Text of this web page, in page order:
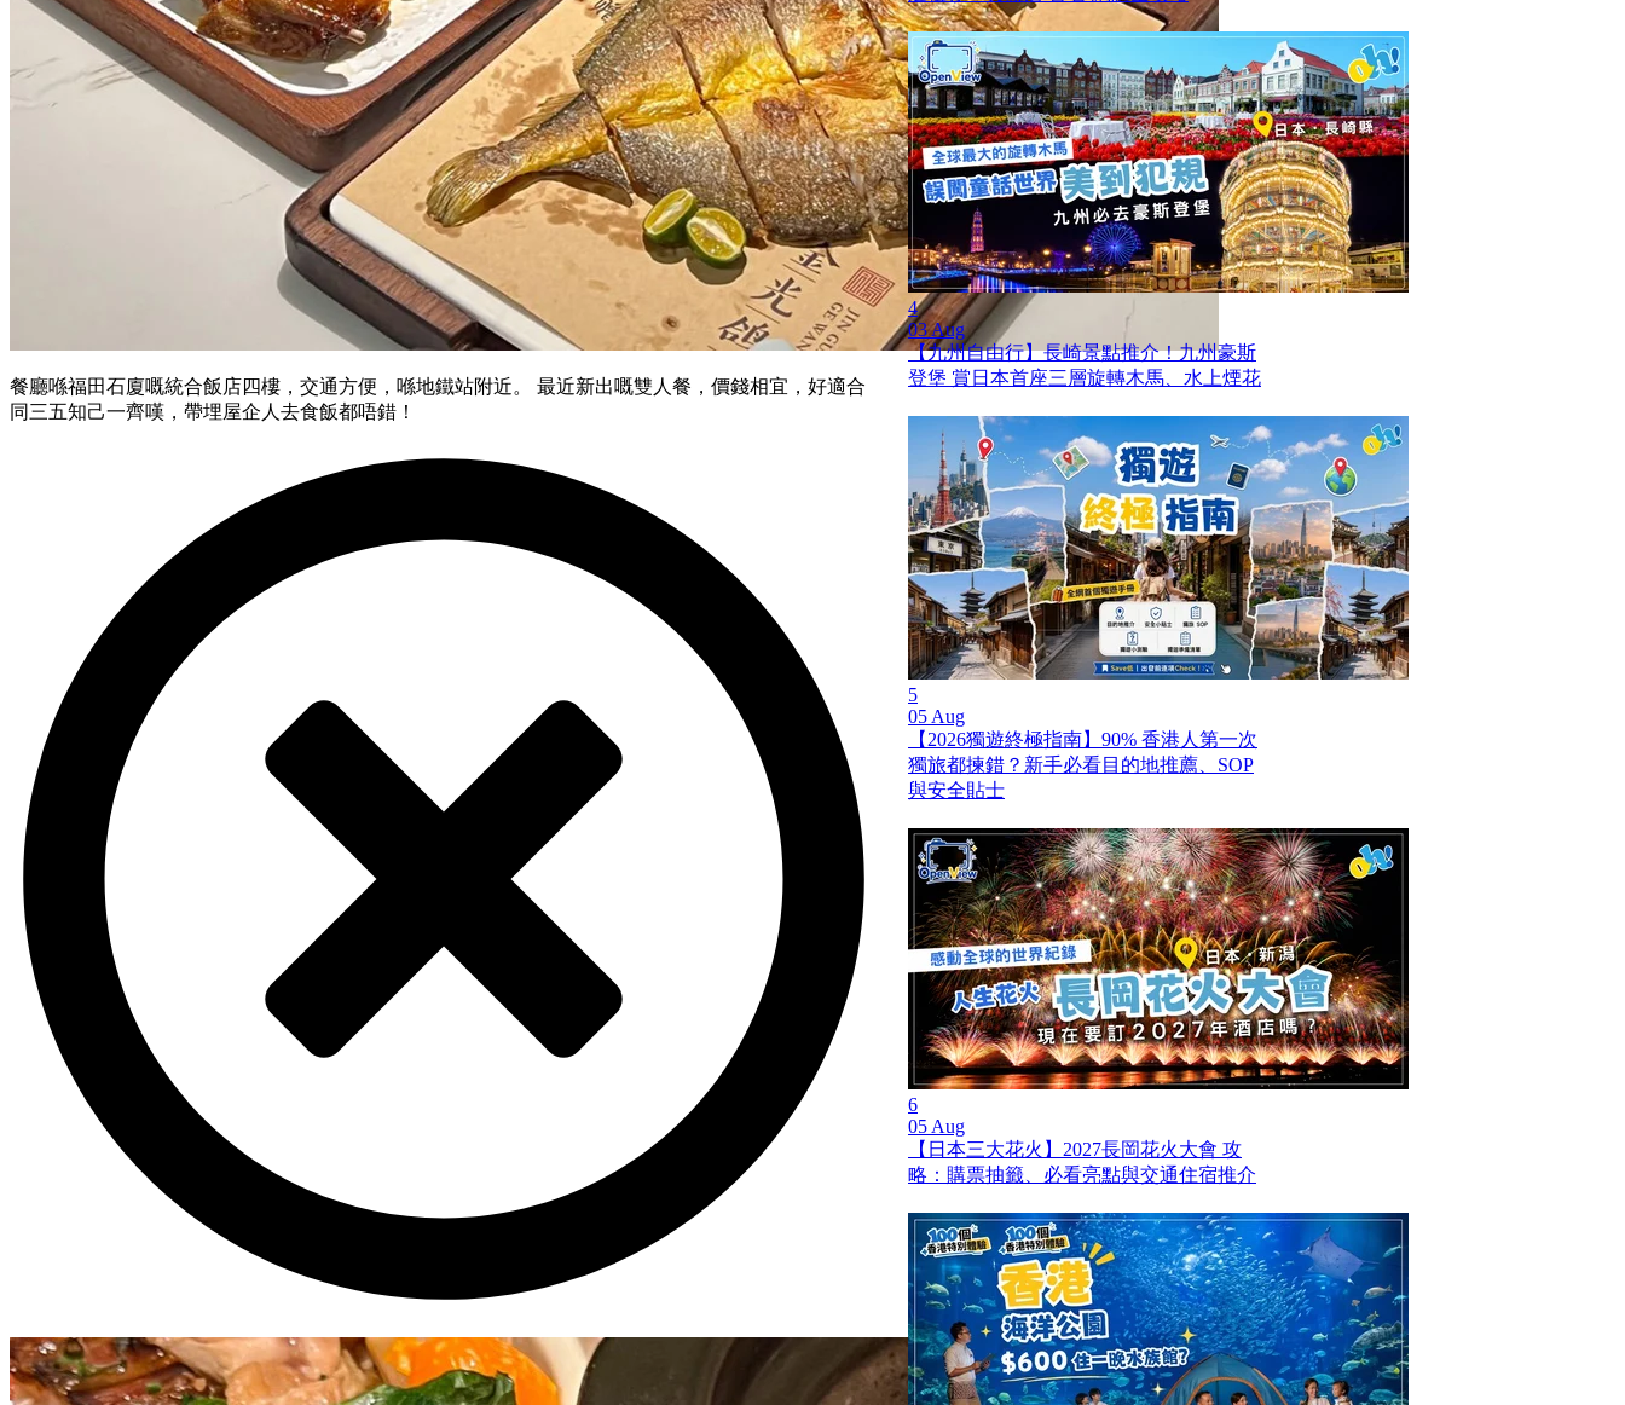
餐廳喺福田石廈嘅統合飯店四樓，交通方便，喺地鐵站附近。 最近新出嘅雙人餐，價錢相宜，好適合
同三五知己一齊嘆，帶埋屋企人去食飯都唔錯！
4
03 Aug
【九州自由行】長崎景點推介！九州豪斯
登堡 賞日本首座三層旋轉木馬、水上煙花
5
05 Aug
【2026獨遊終極指南】90% 香港人第一次
獨旅都揀錯？新手必看目的地推薦、SOP
與安全貼士
6
05 Aug
【日本三大花火】2027長岡花火大會 攻
略：購票抽籤、必看亮點與交通住宿推介